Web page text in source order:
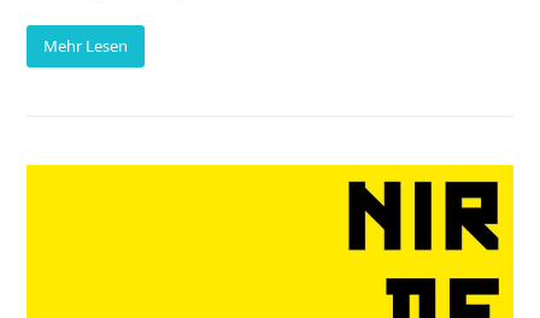
Mehr Lesen